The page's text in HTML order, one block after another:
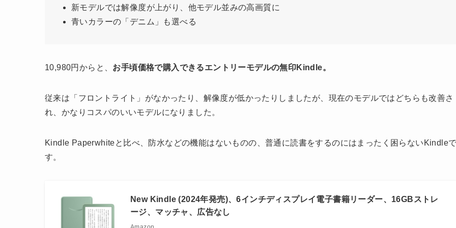
新モデルでは解像度が上がり、他モデル並みの高画質に
青いカラーの「デニム」も選べる
10,980円からと、 お手頃価格で購入できるエントリーモデルの無印Kindle。
従来は「フロントライト」がなかったり、解像度が低かったりしましたが、現在のモデルではどちらも改善さ
れ、かなりコスパのいいモデルになりました。
Kindle Paperwhiteと比べ、防水などの機能はないものの、普通に読書をするのにはまったく困らないKindle
す。
New Kindle (2024年発売)、6インチディスプレイ電子書籍リーダー、16GBストレ
ージ、マッチャ、広告なし